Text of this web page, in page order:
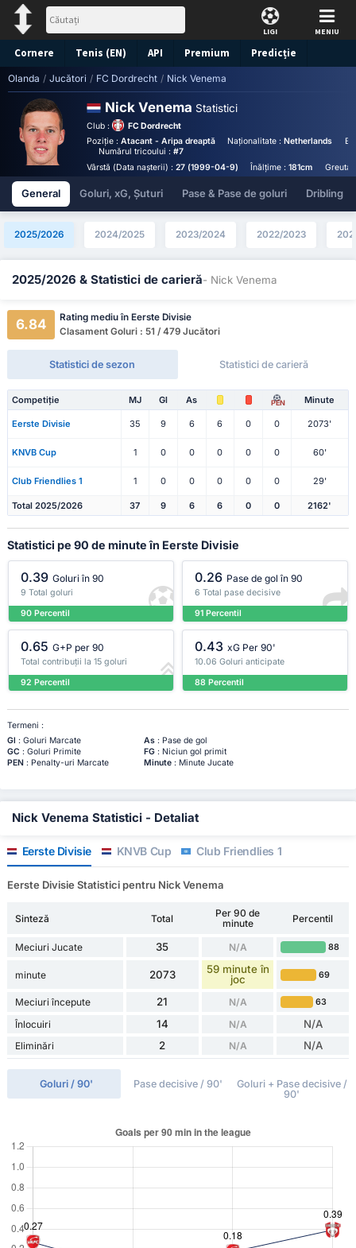
LIGI MENIU
Cornere Tenis (EN) API Premium Predicție
Olanda / Jucători / FC Dordrecht / Nick Venema
Nick Venema Statistici
Club :
FC Dordrecht
Poziție : Atacant - Aripa dreaptă Naționalitate :Netherlands
Numărul tricoului :#7
Vârstă (Data nașterii) : 27 (1999-04-9) Înălțime :181cm
General Goluri, xG, Șuturi Pase & Pase de goluri Dribling
2025/2026 2024/2025 2023/2024 2022/2023
2025/2026 & Statistici de carieră- Nick Venema
6.84
Rating mediu în Eerste Divisie
Clasament Goluri : 51 / 479 Jucători
Statistici de sezon Statistici de carieră
Competiție MJ Gl As PEN Minute
Eerste Divisie 35 9 6 6 0 0 2073'
KNVB Cup 1 0 0 0 0 0 60'
Club Friendlies 1 1 0 0 0 0 0 29'
Total 2025/2026 37 9 6 6 0 0 2162'
Statistici pe 90 de minute în Eerste Divisie
0.39 Goluri în 90
9 Total goluri
90 Percentil
0.26 Pase de gol în 90
6 Total pase decisive
91 Percentil
0.65 G+P per 90
Total contribuții la 15 goluri
92 Percentil
0.43 xG Per 90'
10.06 Goluri anticipate
88 Percentil
Termeni :
Gl : Goluri Marcate As: Pase de gol
GC : Goluri Primite FG: Niciun gol primit
PEN: Penalty-uri Marcate Minute: Minute Jucate
Nick Venema Statistici - Detaliat
Eerste Divisie KNVB Cup Club Friendlies 1
Eerste Divisie Statistici pentru Nick Venema
Sinteză Total
Per 90 de
minute
Percentil
Meciuri Jucate 35 N/A 88
minute 2073
59 minute în
joc
69
Meciuri începute 21 N/A 63
Înlocuiri 14 N/A N/A
Eliminări 2 N/A N/A
Goluri / 90' Pase decisive / 90'
Goluri + Pase decisive /
90'